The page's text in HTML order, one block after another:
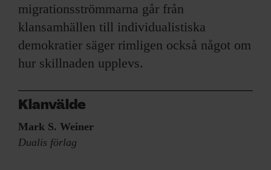
migrationsströmmarna går från
klansamhällen till individualistiska
demokratier säger rimligen också något om
hur skillnaden upplevs.
Klanvälde
Mark S. Weiner
Dualis förlag